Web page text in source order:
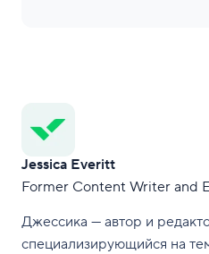
Jessica Everitt
Former Content Writer and
Джессика — автор и
специализирующийся на